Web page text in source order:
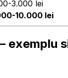
3.000 lei
10.000 lei
exemplu